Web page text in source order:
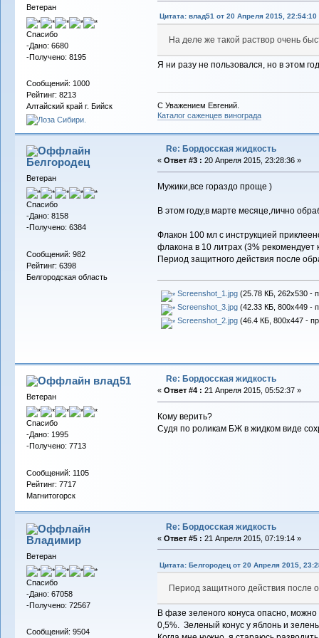
Ветеран
Спасибо
-Дано: 6680
-Получено: 8195
Сообщений: 1000
Рейтинг: 8213
Алтайский край г. Бийск
Цитата: влад51 от 20 Апреля 2015, 22:54:10
На деле же такой раствор очень
Я ни разу не пользовался, но в этом
С Уважением Евгений.
Каталог саженцев винограда
Белгородец
Ветеран
Спасибо
-Дано: 8158
-Получено: 6384
Сообщений: 982
Рейтинг: 6398
Белгородская область
Re: Бордосская жидкость
« Ответ #3 : 20 Апреля 2015, 23:28:36 »
Мужики,все гораздо проще )
В этом году,в марте месяце,лично
Флакон 100 мл с инструкцией
флакона в 10 литрах (3% рекомендует
Период защитного действия после
Screenshot_1.jpg(25.78 КБ, 262x530 -
Screenshot_3.jpg(42.33 КБ, 800x449 -
Screenshot_2.jpg(46.4 КБ, 800x447 -
влад51
Ветеран
Спасибо
-Дано: 1995
-Получено: 7713
Сообщений: 1105
Рейтинг: 7717
Магнитогорск
Re: Бордосская жидкость
« Ответ #4 : 21 Апреля 2015, 05:52:37 »
Кому верить?
Судя по роликам БЖ в жидком виде
Владимиp
Ветеран
Спасибо
-Дано: 67058
-Получено: 72567
Сообщений: 9504
Re: Бордосская жидкость
« Ответ #5 : 21 Апреля 2015, 07:19:14 »
Цитата: Белгородец от 20 Апреля 2015,
Период защитного действия после
В фазе зеленого конуса опасно,
0,5%. Зеленый конус у яблонь и